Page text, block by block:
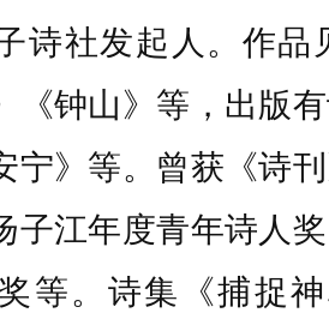
诗社发起人。作
《钟山》等，出版
宁》等。曾获《诗
子江年度青年诗人
等。诗集《捕捉